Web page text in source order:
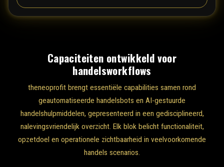
s
Capaciteiten ontwikkeld voor
handelsworkflows
theneoprofit brengt essentiële capabilities samen rond
geautomatiseerde handelsbots en AI-gestuurde
handelshulpmiddelen, gepresenteerd in een gedisciplineerd,
nalevingsvriendelijk overzicht. Elk blok belicht functionaliteit,
opzetdoel en operationele zichtbaarheid in veelvoorkomende
handels scenarios.